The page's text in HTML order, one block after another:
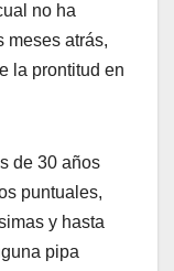
no ha
meses atrás,
la prontitud en
de 30 años
puntuales,
y hasta
pipa